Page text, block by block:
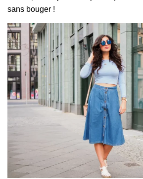
sans bouger !